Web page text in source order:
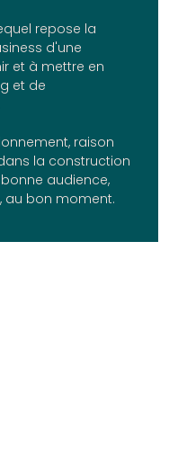
repose la
d'une
et à mettre en
et de
raison
la construction
audience,
au bon moment.